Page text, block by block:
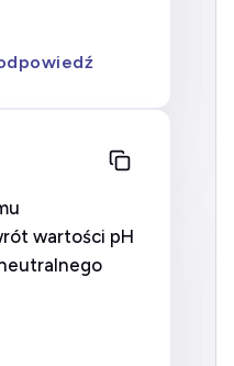
wartości pH